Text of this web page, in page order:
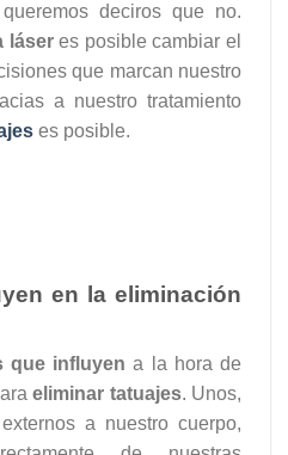
deciros que no.
láseres posible cambiar el
que marcan nuestro
a nuestro tratamiento
es posible.
en la eliminación
que influyen a la hora de
eliminar tatuajes. Unos,
a nuestro cuerpo,